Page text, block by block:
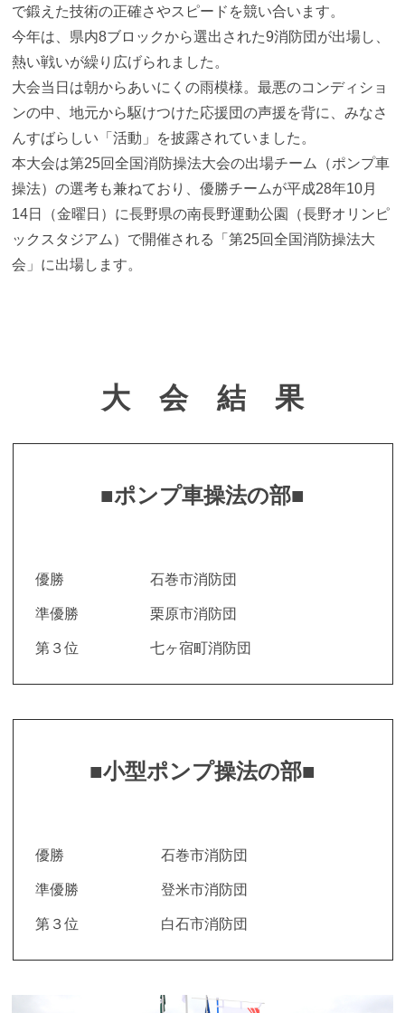
で鍛えた技術の正確さやスピードを競い合います。
今年は、県内8ブロックから選出された9消防団が出場し、
熱い戦いが繰り広げられました。
大会当日は朝からあいにくの雨模様。最悪のコンディショ
ンの中、地元から駆けつけた応援団の声援を背に、みなさ
んすばらしい「活動」を披露されていました。
本大会は第25回全国消防操法大会の出場チーム（ポンプ車
操法）の選考も兼ねており、優勝チームが平成28年10月
14日（金曜日）に長野県の南長野運動公園（長野オリンピ
ックスタジアム）で開催される「第25回全国消防操法大
会」に出場します。
大 会 結 果
■ポンプ車操法の部■
優勝 石巻市消防団
準優勝 栗原市消防団
第３位 七ヶ宿町消防団
■小型ポンプ操法の部■
優勝 石巻市消防団
準優勝 登米市消防団
第３位 白石市消防団